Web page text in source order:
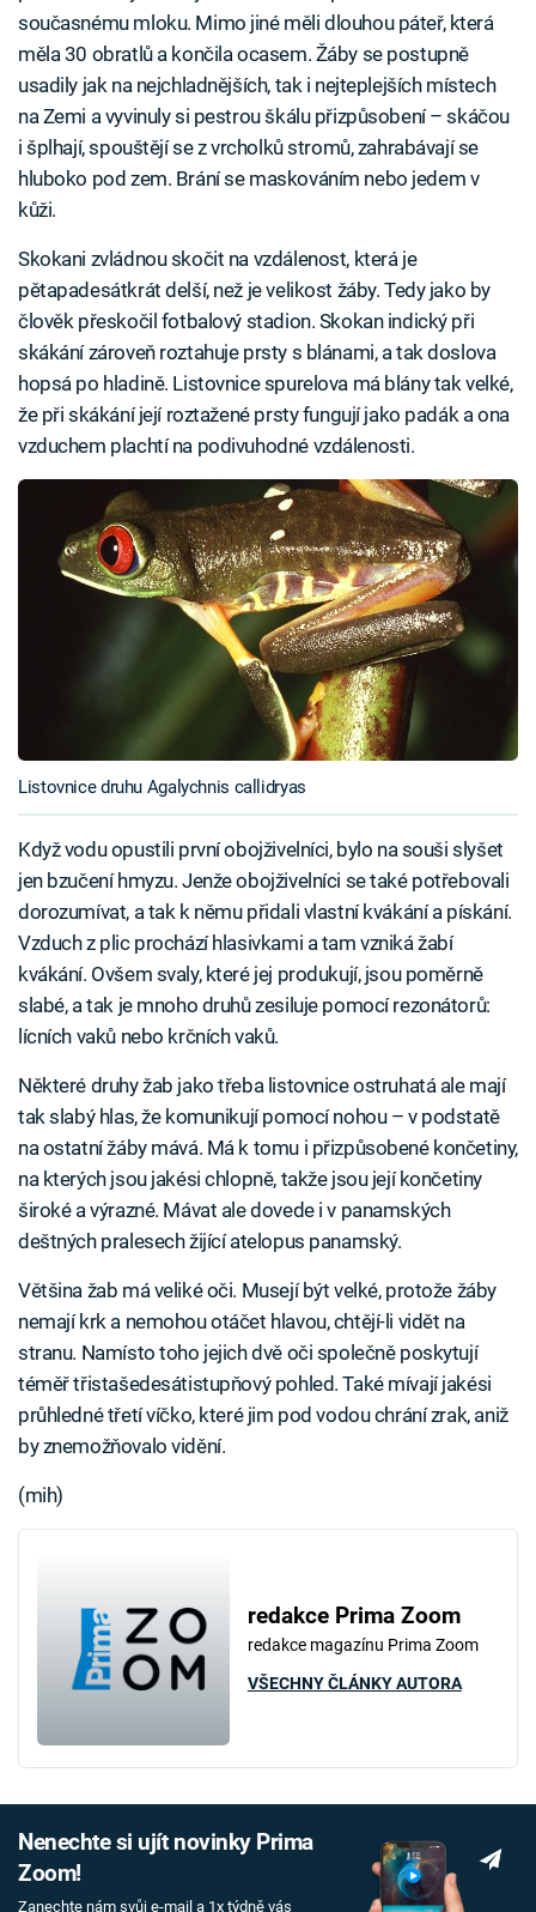
současnému mloku. Mimo jiné měli dlouhou páteř, která
měla 30 obratlů a končila ocasem. Žáby se postupně
usadily jak na nejchladnějších, tak i nejteplejších místech
na Zemi a vyvinuly si pestrou škálu přizpůsobení – skáčou
i šplhají, spouštějí se z vrcholků stromů, zahrabávají se
hluboko pod zem. Brání se maskováním nebo jedem v
kůži.
Skokani zvládnou skočit na vzdálenost, která je
pětapadesátkrát delší, než je velikost žáby. Tedy jako by
člověk přeskočil fotbalový stadion. Skokan indický při
skákání zároveň roztahuje prsty s blánami, a tak doslova
hopsá po hladině. Listovnice spurelova má blány tak velké,
že při skákání její roztažené prsty fungují jako padák a ona
vzduchem plachtí na podivuhodné vzdálenosti.
Listovnice druhu Agalychnis callidryas
Když vodu opustili první obojživelníci, bylo na souši slyšet
jen bzučení hmyzu. Jenže obojživelníci se také potřebovali
dorozumívat, a tak k němu přidali vlastní kvákání a pískání.
Vzduch z plic prochází hlasivkami a tam vzniká žabí
kvákání. Ovšem svaly, které jej produkují, jsou poměrně
slabé, a tak je mnoho druhů zesiluje pomocí rezonátorů:
lícních vaků nebo krčních vaků.
Některé druhy žab jako třeba listovnice ostruhatá ale mají
tak slabý hlas, že komunikují pomocí nohou – v podstatě
na ostatní žáby mává. Má k tomu i přizpůsobené končetiny,
na kterých jsou jakési chlopně, takže jsou její končetiny
široké a výrazné. Mávat ale dovede i v panamských
deštných pralesech žijící atelopus panamský.
Většina žab má veliké oči. Musejí být velké, protože žáby
nemají krk a nemohou otáčet hlavou, chtějí-li vidět na
stranu. Namísto toho jejich dvě oči společně poskytují
téměř třistašedesátistupňový pohled. Také mívají jakési
průhledné třetí víčko, které jim pod vodou chrání zrak, aniž
by znemožňovalo vidění.
(mih)
redakce Prima Zoom
redakce magazínu Prima Zoom
VŠECHNY ČLÁNKY AUTORA
Nenechte si ujít novinky Prima
Zoom!
Zanechte nám svůj e-mail a 1x týdně vás